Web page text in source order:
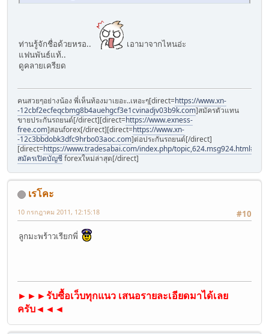
ท่านรู้จักชื่อด้วยหรอ..
เอามาจากไหนอ่ะ
แฟนพันธ์แท้..
ดูคลายเครียด
คนสวยๆอย่างน้อง พี่เห็นท้องมาเยอะ..เหอะๆ[direct=https://www.xn-
-12cbf2ecfeqcbmg8b4auehgcf3e1cvinadjv03b9k.com]สมัครตัวแทน
ขายประกันรถยนต์[/direct][direct=https://www.exness-
free.com]สอนforex[/direct][direct=https://www.xn-
-12c3bbdobk3dfc9hrbo03aoc.com]ต่อประกันรถยนต์[/direct]
[direct=https://www.tradesabai.com/index.php/
สมัครเปิดบัญชีforexใหม่ล่าสุด[/direct]
เรโคะ
#10
10 กรกฎาคม 2011, 12:15:18
ลูกมะพร้าวเรียกพี่
►►►รับซื้อเว็บทุกแนว เสนอรายละเอียดมาได้เลย
ครับ◄◄◄